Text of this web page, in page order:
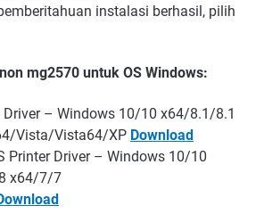
instalasi berhasil, pilih
mg2570 untuk OS Windows:
Driver – Windows 10/10 x64/8.1/8.1
Vista/Vista64/XP Download
Printer Driver – Windows 10/10
x64/7/7